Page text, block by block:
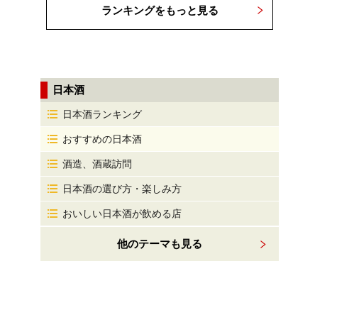
ランキングをもっと見る
日本酒
日本酒ランキング
おすすめの日本酒
酒造、酒蔵訪問
日本酒の選び方・楽しみ方
おいしい日本酒が飲める店
他のテーマも見る